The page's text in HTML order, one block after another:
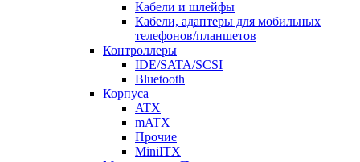
Кабели и шлейфы
Кабели, адаптеры для мобильных
телефонов/планшетов
Контроллеры
IDE/SATA/SCSI
Bluetooth
Корпуса
ATX
mATX
Прочие
MiniITX